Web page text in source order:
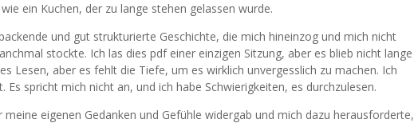
ein Kuchen, der zu lange stehen gelassen wurde.
und gut strukturierte Geschichte, die mich hineinzog und mich nicht
stockte. Ich las dies pdf einer einzigen Sitzung, aber es blieb nicht lange
Lesen, aber es fehlt die Tiefe, um es wirklich unvergesslich zu machen. Ich
Es spricht mich nicht an, und ich habe Schwierigkeiten, es durchzulesen.
meine eigenen Gedanken und Gefühle widergab und mich dazu herausforderte,